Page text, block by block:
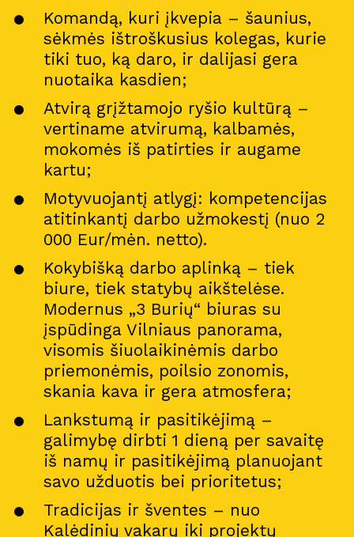
Komandą, kuri įkvepia – šaunius,
sėkmės ištroškusius kolegas, kurie
tiki tuo, ką daro, ir dalijasi gera
nuotaika kasdien;
Atvirą grįžtamojo ryšio kultūrą –
vertiname atvirumą, kalbamės,
mokomės iš patirties ir augame
kartu;
Motyvuojantį atlygį: kompetencijas
atitinkantį darbo užmokestį (nuo 2
000 Eur/mėn. netto).
Kokybišką darbo aplinką – tiek
biure, tiek statybų aikštelėse.
Modernus „3 Burių“ biuras su
įspūdinga Vilniaus panorama,
visomis šiuolaikinėmis darbo
priemonėmis, poilsio zonomis,
skania kava ir gera atmosfera;
Lankstumą ir pasitikėjimą –
galimybę dirbti 1 dieną per savaitę
iš namų ir pasitikėjimą planuojant
savo užduotis bei prioritetus;
Tradicijas ir šventes – nuo
Kalėdinių vakarų iki projektų